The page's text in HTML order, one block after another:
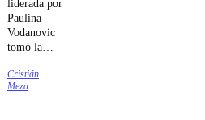
liderada por
Paulina
Vodanovic
tomó la
que la Fiscalía
Regional de
Cristián
Meza